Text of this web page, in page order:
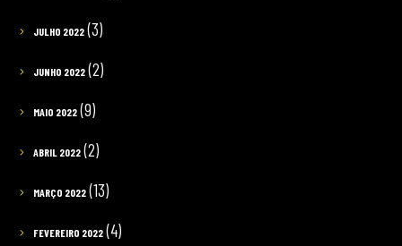
JULHO 2022(3)
JUNHO 2022(2)
MAIO 2022(9)
ABRIL 2022(2)
MARÇO 2022(13)
FEVEREIRO 2022(4)